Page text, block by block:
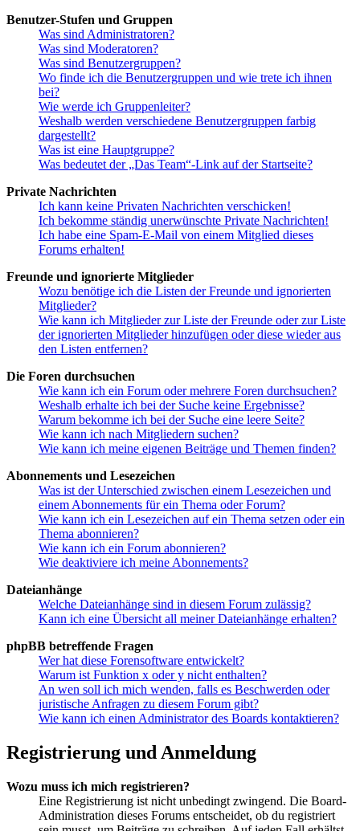
Benutzer-Stufen und Gruppen
Was sind Administratoren?
Was sind Moderatoren?
Was sind Benutzergruppen?
Wo finde ich die Benutzergruppen und wie trete ich ihnen
bei?
Wie werde ich Gruppenleiter?
Weshalb werden verschiedene Benutzergruppen farbig
dargestellt?
Was ist eine Hauptgruppe?
Was bedeutet der „Das Team“-Link auf der Startseite?
Private Nachrichten
Ich kann keine Privaten Nachrichten verschicken!
Ich bekomme ständig unerwünschte Private Nachrichten!
Ich habe eine Spam-E-Mail von einem Mitglied dieses
Forums erhalten!
Freunde und ignorierte Mitglieder
Wozu benötige ich die Listen der Freunde und ignorierten
Mitglieder?
Wie kann ich Mitglieder zur Liste der Freunde oder zur Liste
der ignorierten Mitglieder hinzufügen oder diese wieder aus
den Listen entfernen?
Die Foren durchsuchen
Wie kann ich ein Forum oder mehrere Foren durchsuchen?
Weshalb erhalte ich bei der Suche keine Ergebnisse?
Warum bekomme ich bei der Suche eine leere Seite?
Wie kann ich nach Mitgliedern suchen?
Wie kann ich meine eigenen Beiträge und Themen finden?
Abonnements und Lesezeichen
Was ist der Unterschied zwischen einem Lesezeichen und
einem Abonnements für ein Thema oder Forum?
Wie kann ich ein Lesezeichen auf ein Thema setzen oder ein
Thema abonnieren?
Wie kann ich ein Forum abonnieren?
Wie deaktiviere ich meine Abonnements?
Dateianhänge
Welche Dateianhänge sind in diesem Forum zulässig?
Kann ich eine Übersicht all meiner Dateianhänge erhalten?
phpBB betreffende Fragen
Wer hat diese Forensoftware entwickelt?
Warum ist Funktion x oder y nicht enthalten?
An wen soll ich mich wenden, falls es Beschwerden oder
juristische Anfragen zu diesem Forum gibt?
Wie kann ich einen Administrator des Boards kontaktieren?
Registrierung und Anmeldung
Wozu muss ich mich registrieren?
Eine Registrierung ist nicht unbedingt zwingend. Die Board-
Administration dieses Forums entscheidet, ob du registriert